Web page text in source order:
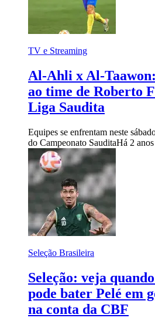
TV e Streaming
Al-Ahli x Al-
ao time de Roberto
Liga Saudita
Equipes se enfrentam neste
do Campeonato SauditaHá 2 anos
Seleção Brasileira
Seleção: veja
pode bater Pelé em
na conta da CBF